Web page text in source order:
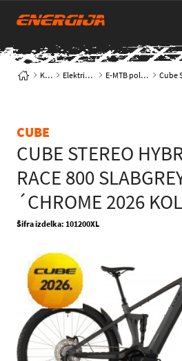
Kolesa Električna kolesa E-MTB polnovzmetena
CUBE
CUBE STEREO
RACE 800
´CHROME 2026
Šifra izdelka: 101200XL